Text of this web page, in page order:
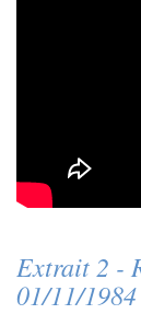
Extrait 2 -
01/11/1984